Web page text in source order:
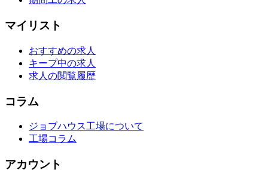
マイリスト
おすすめの求人
キープ中の求人
求人の閲覧履歴
コラム
ジョブハウス工場について
工場コラム
アカウント